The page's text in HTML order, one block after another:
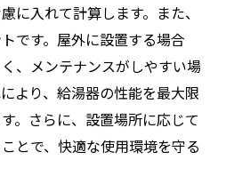
態を定期的に確認
すぐに専門家へ相談
化する方法
エネルギー管理の重要性
ルギー使用を見直す
ネルギー節約の習慣
に入れて計算します。また、
です。屋外に設置する場合
、メンテナンスがしやすい場
より、給湯器の性能を最大限
。さらに、設置場所に応じて
とで、快適な使用環境を守る